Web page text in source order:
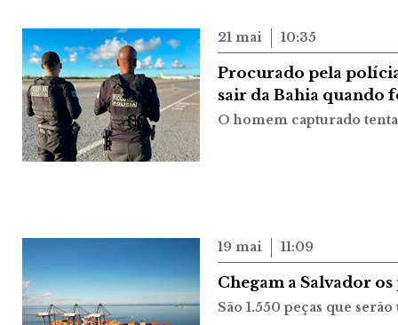
21 mai 10:35
Procurado pela
sair da Bahia quando
O homem capturado
19 mai 11:09
Chegam a Salvador
São 1.550 peças que